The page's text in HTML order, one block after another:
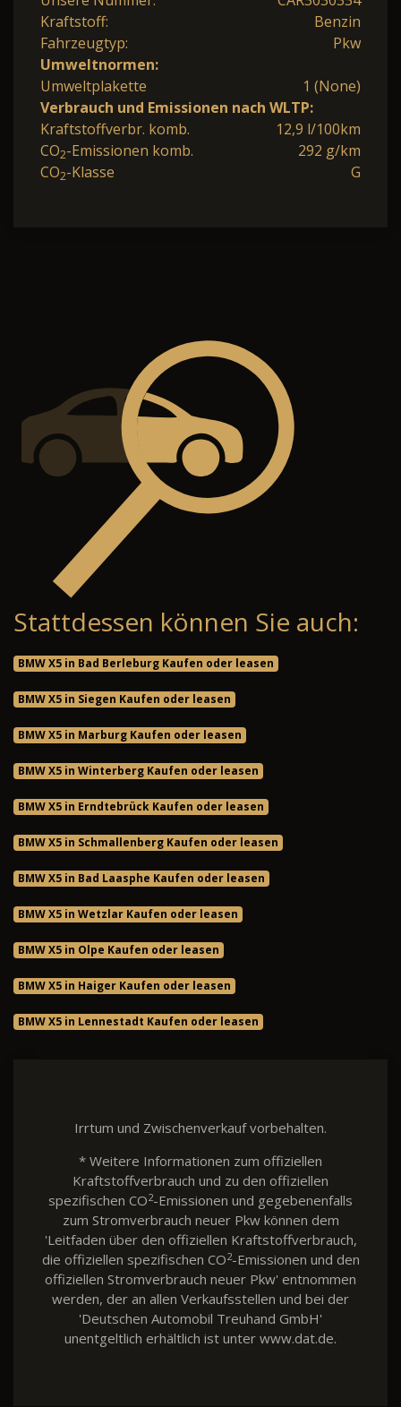
Kraftstoff:
Benzin
Fahrzeugtyp:
Pkw
Umweltnormen:
Umweltplakette
1 (None)
Verbrauch und Emissionen nach WLTP:
Kraftstoffverbr. komb.
12,9 l/100km
CO2-Emissionen komb.
292 g/km
CO2-Klasse G
Stattdessen können Sie auch:
BMW X5 in Bad Berleburg Kaufen oder leasen
BMW X5 in Siegen Kaufen oder leasen
BMW X5 in Marburg Kaufen oder leasen
BMW X5 in Winterberg Kaufen oder leasen
BMW X5 in Erndtebrück Kaufen oder leasen
BMW X5 in Schmallenberg Kaufen oder leasen
BMW X5 in Bad Laasphe Kaufen oder leasen
BMW X5 in Wetzlar Kaufen oder leasen
BMW X5 in Olpe Kaufen oder leasen
BMW X5 in Haiger Kaufen oder leasen
BMW X5 in Lennestadt Kaufen oder leasen
Irrtum und Zwischenverkauf vorbehalten.
* Weitere Informationen zum offiziellen
Kraftstoffverbrauch und zu den offiziellen
spezifischen CO2-Emissionen und gegebenenfalls
zum Stromverbrauch neuer Pkw können dem
'Leitfaden über den offiziellen Kraftstoffverbrauch,
die offiziellen spezifischen CO2-Emissionen und den
offiziellen Stromverbrauch neuer Pkw' entnommen
werden, der an allen Verkaufsstellen und bei der
'Deutschen Automobil Treuhand GmbH'
unentgeltlich erhältlich ist unter www.dat.de.